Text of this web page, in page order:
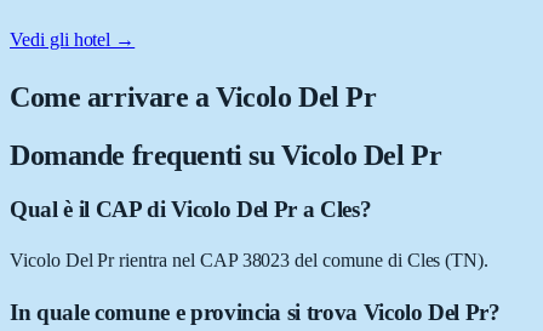
Vedi gli hotel →
Come arrivare aVicolo Del Pr
Domande frequenti su Vicolo Del Pr
Qual è il CAP di Vicolo Del Pr a Cles?
Vicolo Del Pr rientra nel CAP 38023 del comune di Cles (TN).
In quale comune e provincia si trova Vicolo Del Pr?